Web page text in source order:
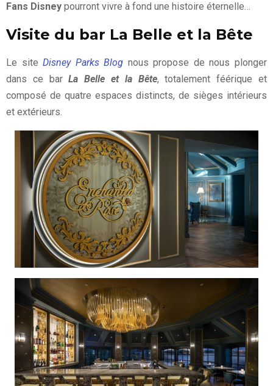
Fans Disney pourront vivre à fond une histoire éternelle…
Visite du bar La Belle et la Bête
Le siteDisney Parks Blog nous propose de nous plonger
dans ce barLa Belle et la Bête, totalement féérique et
composé de quatre espaces distincts, de sièges intérieurs
et extérieurs.